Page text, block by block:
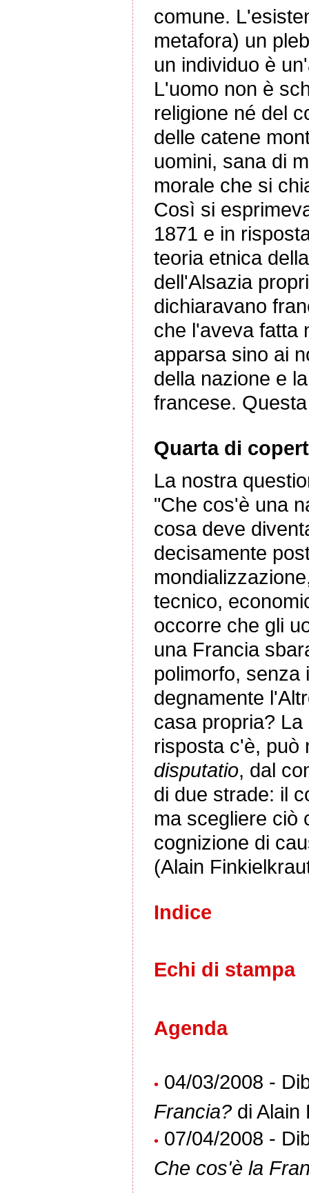
comune.
metafora) un
un individuo è
L'uomo non è
religione né del
delle catene
uomini, sana di
morale che si
Così si
1871 e in
teoria etnica
dell'Alsazia
dichiaravano
che l'aveva fatta
apparsa sino ai
della nazione e
francese.
Quarta di
La nostra
"Che cos'è una
cosa deve
decisamente
tecnico,
occorre che gli
una Francia
polimorfo, senza
degnamente
casa propria?
risposta c'è, può
disputatio, dal
di due strade: il
ma scegliere ciò
cognizione di
(Alain
Indice
Echi di stampa
Agenda
• 04/03/2008 -
Francia? di Alain
• 07/04/2008 -
Che cos'è la